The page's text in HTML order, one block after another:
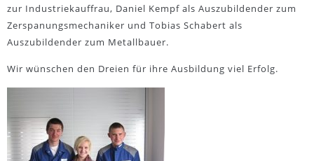
zur Industriekauffrau, Daniel Kempf als Auszubildender zum
Zerspanungsmechaniker und Tobias Schabert als
Auszubildender zum Metallbauer.
Wir wünschen den Dreien für ihre Ausbildung viel Erfolg.